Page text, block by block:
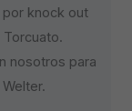
por knock out
nosotros para